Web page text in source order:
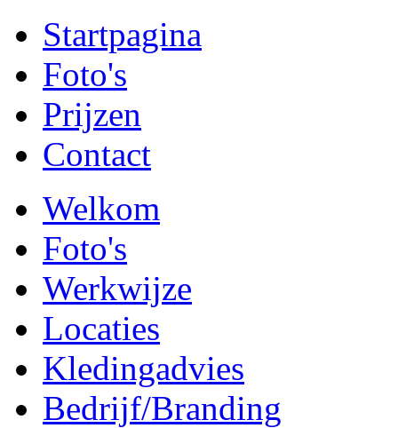
Startpagina
Foto's
Prijzen
Contact
Welkom
Foto's
Werkwijze
Locaties
Kledingadvies
Bedrijf/Branding